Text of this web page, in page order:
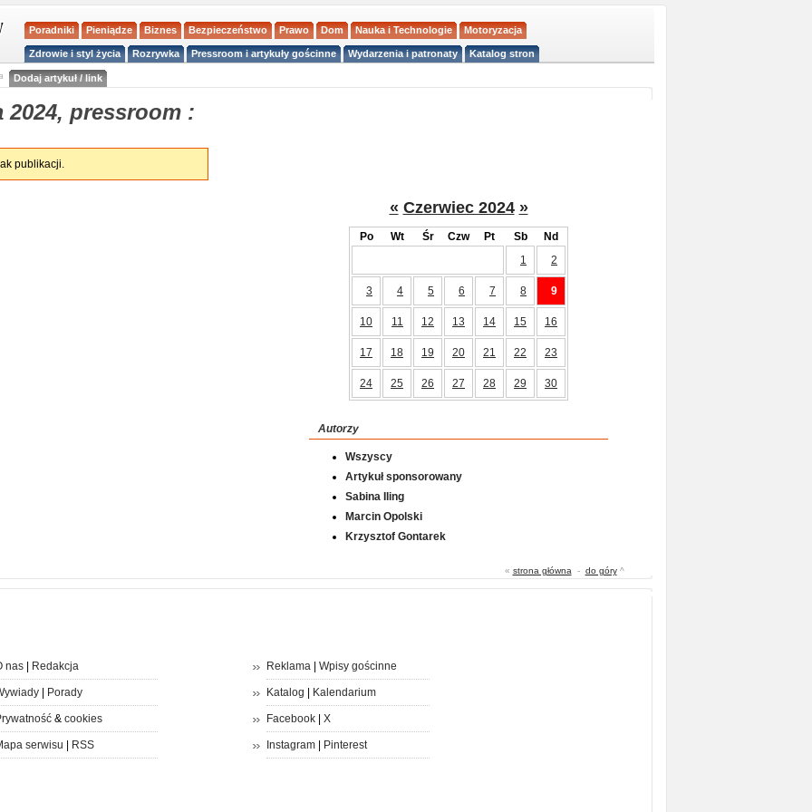
Poradniki Pieniądze Biznes Bezpieczeństwo Prawo Dom Nauka i Technologie Motoryzacja
Zdrowie i styl życia Rozrywka Pressroom i artykuły gościnne Wydarzenia i patronaty Katalog stron
Dodaj artykuł / link
2024, pressroom :
publikacji.
« Czerwiec 2024 »
Po Wt Śr Czw Pt Sb
Nd
1
2
3 4 5 6 7 8 9
10 11 12 13 14 15 16
17 18 19 20 21 22 23
24 25 26 27 28 29 30
Autorzy
Wszyscy
Artykuł sponsorowany
Sabina Iling
Marcin Opolski
Krzysztof Gontarek
« strona główna - do góry^
nas| Redakcja
| Porady
& cookies
serwisu RSS
Reklama| Wpisy gościnne
Katalog Kalendarium
Facebook| X
Instagram| Pinterest